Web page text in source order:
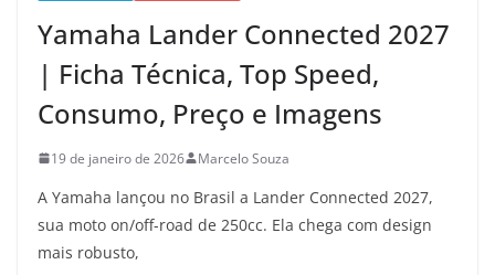
Yamaha Lander Connected 2027
| Ficha Técnica, Top Speed,
Consumo, Preço e Imagens
19 de janeiro de 2026 Marcelo Souza
A Yamaha lançou no Brasil a Lander Connected 2027,
sua moto on/off-road de 250cc. Ela chega com design
mais robusto,